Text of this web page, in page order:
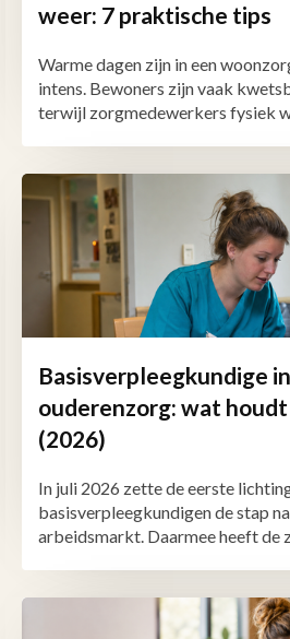
weer: 7 praktische tips
Warme dagen zijn in een
intens. Bewoners zijn vaak
terwijl zorgmedewerkers fysiek
Basisverpleegkundige
ouderenzorg: wat houdt
(2026)
In juli 2026 zette de eerste
basisverpleegkundigen de stap
arbeidsmarkt. Daarmee heeft de